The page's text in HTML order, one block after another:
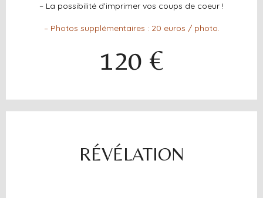
– La possibilité d’imprimer vos coups de coeur !
– Photos supplémentaires : 20 euros / photo.
120 €
RÉVÉLATION